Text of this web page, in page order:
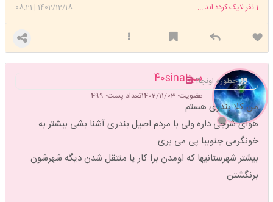
1402/12/18
|
08:21 1نفر لایک کرده اند ...
سینا40sina
عضویت: 1402/11/03 تعداد پست: 499
چطوره اونجا؟
من کلا بندری هستم
هوای شرجی داره ولی با مردم اصیل بندری آشنا بشی بیشتر به
خونگرمی جنوبیا پی می بری
بیشتر شهرستانیها که اومدن برا کار یا منتقل شدن دیگه شهرشون
برنگشتن